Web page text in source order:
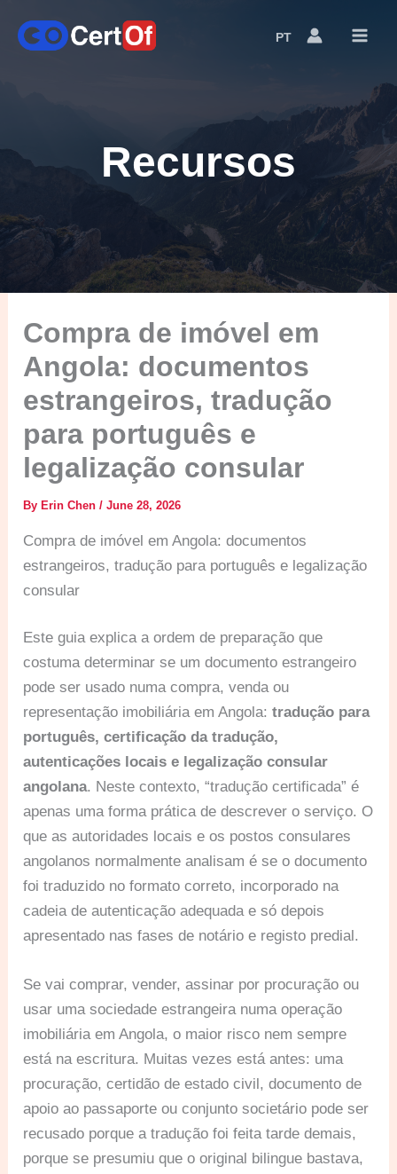
PTLanguage
Recursos
Compra de imóvel em
Angola: documentos
estrangeiros, tradução
para português e
legalização consular
ByErin Chen/June 28, 2026
Compra de imóvel em Angola: documentos
estrangeiros, tradução para português e legalização
consular
Este guia explica a ordem de preparação que
costuma determinar se um documento estrangeiro
pode ser usado numa compra, venda ou
representação imobiliária em Angola:tradução para
português, certificação da tradução,
autenticações locais e legalização consular
angolana. Neste contexto, “tradução certificada” é
apenas uma forma prática de descrever o serviço. O
que as autoridades locais e os postos consulares
angolanos normalmente analisam é se o documento
foi traduzido no formato correto, incorporado na
cadeia de autenticação adequada e só depois
apresentado nas fases de notário e registo predial.
Se vai comprar, vender, assinar por procuração ou
usar uma sociedade estrangeira numa operação
imobiliária em Angola, o maior risco nem sempre
está na escritura. Muitas vezes está antes: uma
procuração, certidão de estado civil, documento de
apoio ao passaporte ou conjunto societário pode ser
recusado porque a tradução foi feita tarde demais,
porque se presumiu que o original bilingue bastava,